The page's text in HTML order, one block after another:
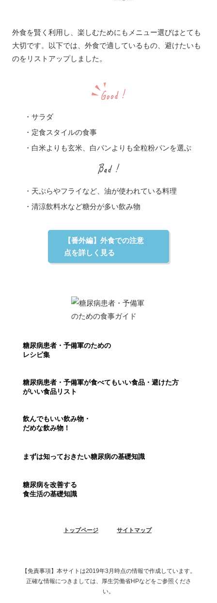
外食を賢く利用し、楽しむためにもメニュー選びはとても
大切です。以下では、外食で適しているもの、避けたいも
のをリストアップしました。
・サラダ
・定食スタイルの食事
・白米よりも玄米、白パンよりも全粒粉パンを選ぶ
・天ぷらやフライなど、油が使われている料理
・清涼飲料水など糖分が多い飲み物
【番外編】外食での注意
点を詳しく見る
糖尿病患者・予備軍のための
レシピ集
糖尿病患者・予備軍が食べてもいい食品・避けた方
がいい食品リスト
飲んでもいい飲み物・
だめな飲み物！
まずは知っておきたい糖尿病の基礎知識
糖尿病を改善する
食生活の基礎知識
トップページ サイトマップ
【免責事項】本サイトは2019年3月時点の情報で作成しています。
正確な情報につきましては、厚生労働省HPなどをご参照くださ
い。